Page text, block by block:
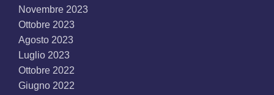
Novembre 2023
Ottobre 2023
Agosto 2023
Luglio 2023
Ottobre 2022
Giugno 2022